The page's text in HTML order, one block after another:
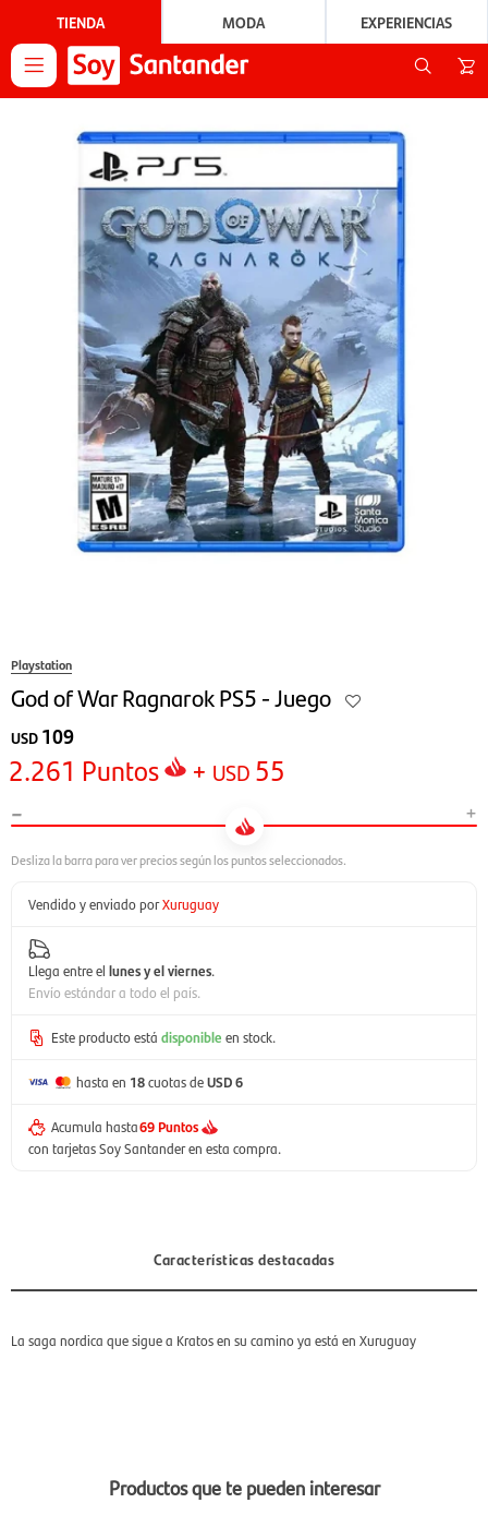
TIENDA MODA EXPERIENCIAS

Playstation
God of War Ragnarok PS5 - Juego
USD 109
2.261 Puntos + USD 55
- +
Vendido y enviado porXuruguay
Llega entre el lunes y el viernes.
Envío estándar a todo el país.
Este producto está disponible en stock.
hasta en 18cuotas deUSD 6
Acumula hasta69 Puntos
con tarjetas Soy Santander en esta compra.
Características destacadas
La saga nordica que sigue a Kratos en su camino ya está en Xuruguay
Productos que te pueden interesar